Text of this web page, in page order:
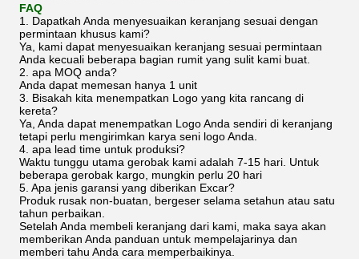
FAQ
1. Dapatkah Anda menyesuaikan keranjang sesuai dengan
permintaan khusus kami?
Ya, kami dapat menyesuaikan keranjang sesuai permintaan
Anda kecuali beberapa bagian rumit yang sulit kami buat.
2. apa MOQ anda?
Anda dapat memesan hanya 1 unit
3. Bisakah kita menempatkan Logo yang kita rancang di
kereta?
Ya, Anda dapat menempatkan Logo Anda sendiri di keranjang
tetapi perlu mengirimkan karya seni logo Anda.
4. apa lead time untuk produksi?
Waktu tunggu utama gerobak kami adalah 7-15 hari. Untuk
beberapa gerobak kargo, mungkin perlu 20 hari
5. Apa jenis garansi yang diberikan Excar?
Produk rusak non-buatan, bergeser selama setahun atau satu
tahun perbaikan.
Setelah Anda membeli keranjang dari kami, maka saya akan
memberikan Anda panduan untuk mempelajarinya dan
memberi tahu Anda cara memperbaikinya.